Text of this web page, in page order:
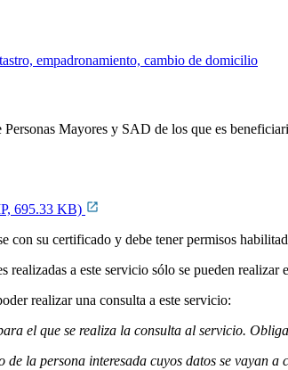
empadronamiento, cambio de domicilio
Mayores y SAD de los que es
695.33 KB)
con su certificado y debe tener permisos
realizadas a este servicio sólo se pueden realizar
realizar una consulta a este servicio:
el que se realiza la consulta al servicio.
de la persona interesada cuyos datos se vayan